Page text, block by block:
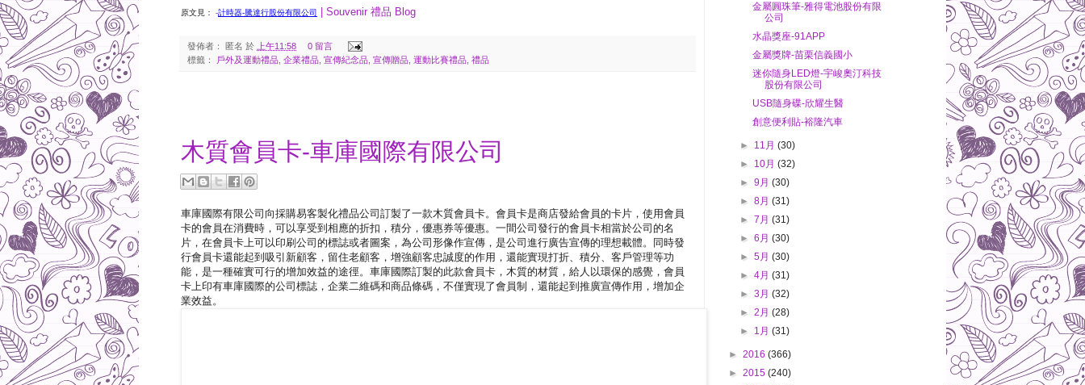
原文見： -計時器-騰達行股份有限公司 | Souvenir 禮品 Blog
發佈者： 匿名 於 上午11:58
0 留言
標籤：
戶外及運動禮品 企業禮品 宣傳紀念品 宣傳贈品 運動比賽禮品 禮品
木質會員卡-車庫國際有限公司
車庫國際有限公司向採購易客製化禮品公司訂製了一款木質會員卡。會員卡是商店發給會員的卡片，使用會員
卡的會員在消費時，可以享受到相應的折扣，積分，優惠券等優惠。一間公司發行的會員卡相當於公司的名
片，在會員卡上可以印刷公司的標誌或者圖案，為公司形像作宣傳，是公司進行廣告宣傳的理想載體。同時發
行會員卡還能起到吸引新顧客，留住老顧客，增強顧客忠誠度的作用，還能實現打折、積分、客戶管理等功
能，是一種確實可行的增加效益的途徑。車庫國際訂製的此款會員卡，木質的材質，給人以環保的感覺，會員
卡上印有車庫國際的公司標誌，企業二維碼和商品條碼，不僅實現了會員制，還能起到推廣宣傳作用，增加企
業效益。
金屬圓珠筆-雅得電池股份有限
公司
水晶獎座-91APP
金屬獎牌-苗栗信義國小
迷你隨身LED燈-宇峻奧汀科技
股份有限公司
USB隨身碟-欣耀生醫
創意便利貼-裕隆汽車
► 11月(30)
► 10月(32)
►9月(30)
►8月(31)
►7月(31)
►6月(30)
►5月(30)
►4月(31)
►3月(32)
►2月(28)
► 1月(31)
► 2016 (366)
► 2015 (240)